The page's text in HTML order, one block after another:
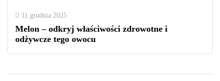
11 grudnia 2025
Melon – odkryj właściwości zdrowotne i
odżywcze tego owocu